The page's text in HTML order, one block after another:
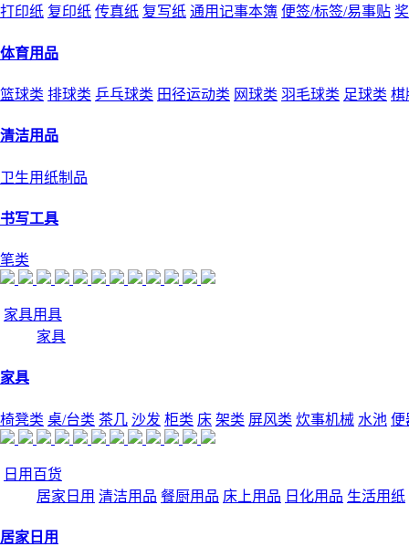
打印纸 复印纸 传真纸 复写纸 通用记事本簿 便签/标签/易事贴
体育用品
篮球类 排球类 乒乓球类 田径运动类 网球类 羽毛球类 足球类 棋
清洁用品
卫生用纸制品
书写工具
笔类
家具用具
家具
家具
椅凳类 桌/台类 茶几 沙发 柜类 床 架类 屏风类 炊事机械 水池 便
日用百货
居家日用 清洁用品 餐厨用品 床上用品 日化用品 生活用纸
居家日用